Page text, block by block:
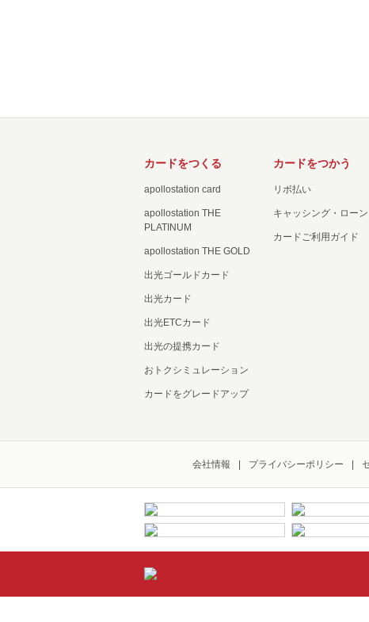
カードをつくる
apollostation card
apollostation THE
PLATINUM
apollostation THE GOLD
出光ゴールドカード
出光カード
出光ETCカード
出光の提携カード
おトクシミュレーション
カードをグレードアップ
カードをつかう
リボ払い
キャッシング・ローン
カードご利用ガイド
会社情報 プライバシーポリシー